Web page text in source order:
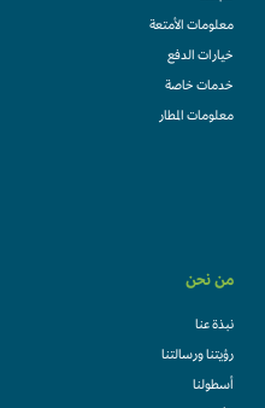
معلومات الأمتعة
خيارات الدفع
خدمات خاصة
معلومات المطار
من نحن
نبذة عنا
رؤيتنا ورسالتنا
أسطولنا